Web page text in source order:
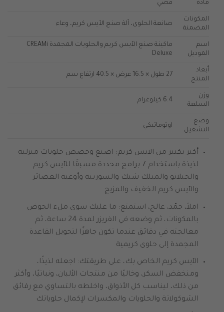
مادة فضي
المكونات
المضمنة
صانعة الحلوى، آلة صنع الآيس كريم، وعاء
اسم
الموديل
ماكينة صنع الآيس كريم والحلويات المجمدة CREAMi
Deluxe
أبعاد
المنتج
27 طول × 16.5 عرض × 40.5 ارتفاع سم
وزن
السلعة
6.4 كيلوغرام
وضع
التشغيل
اوتوماتيكي
أكثر بكثير من الآيس كريم: اصنع وخصص حلويات منزلية
لذيذة باستخدام 7 برامج محددة مسبقًا للآيس كريم
والجيلاتو والميلك شيك والسوربيه وأوعية العصائر
والآيس كريم الخفيف والمزيج
املأ، جمّد، عالج، استمتع: ما عليك سوى ملء الحوض
بالمكونات، ثم وضعه في الفريزر لمدة 24 ساعة، ثم
معالجته في دقائق عندما تكون جاهزًا لتحويل القاعدة
المجمدة إلى حلوى كريمية
الآيس كريم الخاص بك، على طريقتك: اجعله لذيذًا،
ومنخفض السكر، وخاليًا من منتجات الألبان، ونباتيًا، وأكثر
من ذلك، ليناسب كل الأذواق، واخلطه بالتساوي مع رقائق
الشوكولاتة والحلويات والمكسرات لإكمال حلوياتك